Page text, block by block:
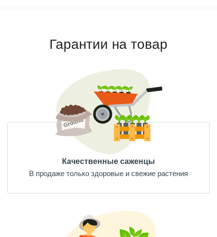
Гарантии на товар
Качественные саженцы
В продаже только здоровые и свежие растения